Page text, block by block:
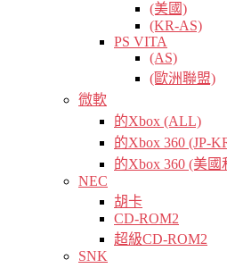
(美國)
(KR-AS)
PS VITA
(AS)
(歐洲聯盟)
微軟
的Xbox (ALL)
的Xbox 360 (JP-
的Xbox 360 (美國
NEC
胡卡
CD-ROM2
超級CD-ROM2
SNK